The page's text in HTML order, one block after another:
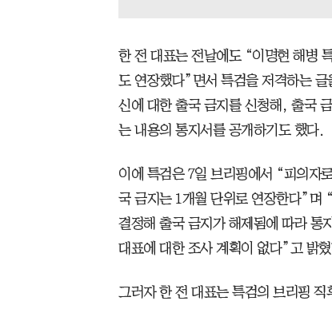
한 전 대표는 전날에도 “이명현 해병
도 연장했다”면서 특검을 저격하는
신에 대한 출국 금지를 신청해, 출국
는 내용의 통지서를 공개하기도 했다.
이에 특검은 7일 브리핑에서 “피의자
국 금지는 1개월 단위로 연장한다”며
결정해 출국 금지가 해제됨에 따라 통
대표에 대한 조사 계획이 없다”고 밝
그러자 한 전 대표는 특검의 브리핑